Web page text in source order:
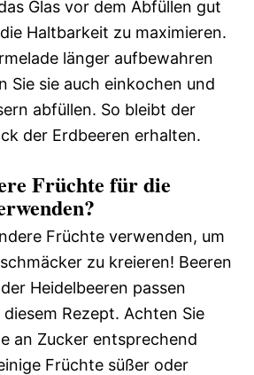
Glas vor dem Abfüllen gut
Haltbarkeit zu maximieren.
länger aufbewahren
Sie sie auch einkochen und
abfüllen. So bleibt der
der Erdbeeren erhalten.
Früchte für die
Früchte verwenden, um
zu kreieren! Beeren
Heidelbeeren passen
Rezept. Achten Sie
an Zucker entsprechend
Früchte süßer oder